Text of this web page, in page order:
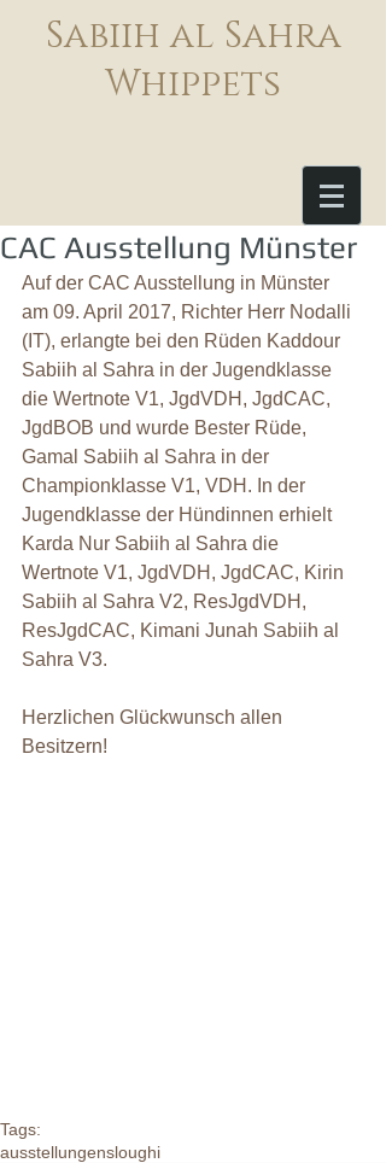
Sabiih al Sahra
Whippets
CAC Ausstellung Münster
Auf der CAC Ausstellung in Münster
am 09. April 2017, Richter Herr Nodalli
(IT), erlangte bei den Rüden Kaddour
Sabiih al Sahra in der Jugendklasse
die Wertnote V1, JgdVDH, JgdCAC,
JgdBOB und wurde Bester Rüde,
Gamal Sabiih al Sahra in der
Championklasse V1, VDH. In der
Jugendklasse der Hündinnen erhielt
Karda Nur Sabiih al Sahra die
Wertnote V1, JgdVDH, JgdCAC, Kirin
Sabiih al Sahra V2, ResJgdVDH,
ResJgdCAC, Kimani Junah Sabiih al
Sahra V3.
Herzlichen Glückwunsch allen
Besitzern!
Tags:
ausstellungensloughi